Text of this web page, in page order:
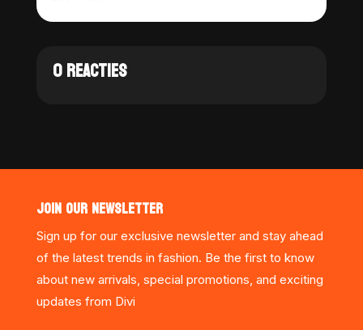
0 REACTIES
JOIN OUR NEWSLETTER
Sign up for our exclusive newsletter and stay ahead
of the latest trends in fashion. Be the first to know
about new arrivals, special promotions, and exciting
updates from Divi